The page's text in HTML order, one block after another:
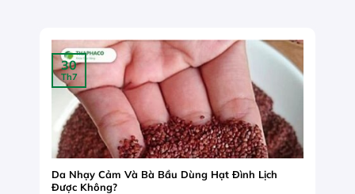
Da Nhạy Cảm Và Bà Bầu Dùng Hạt Đình Lịch
Được Không?
30
Th7